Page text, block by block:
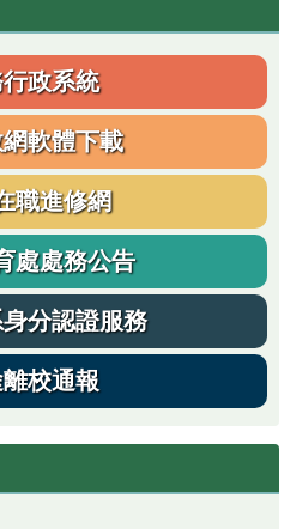
政系統
軟體下載
職進修網
處處務公告
分認證服務
校通報